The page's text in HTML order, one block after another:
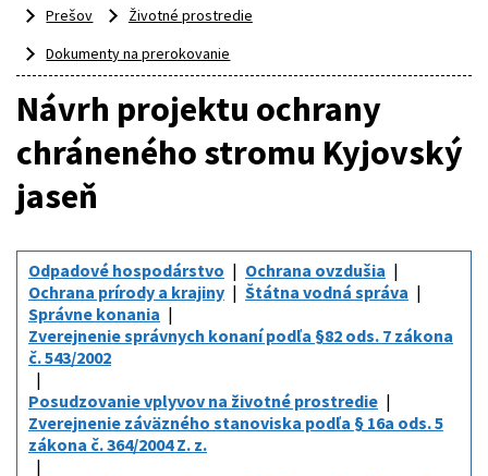
Prešov
Životné prostredie
Dokumenty na prerokovanie
Návrh projektu ochrany
chráneného stromu Kyjovský
jaseň
Odpadové hospodárstvo
Ochrana ovzdušia
Ochrana prírody a krajiny
Štátna vodná správa
Správne konania
Zverejnenie správnych konaní podľa §82 ods. 7 zákona
č. 543/2002
Posudzovanie vplyvov na životné prostredie
Zverejnenie záväzného stanoviska podľa § 16a ods. 5
zákona č. 364/2004 Z. z.